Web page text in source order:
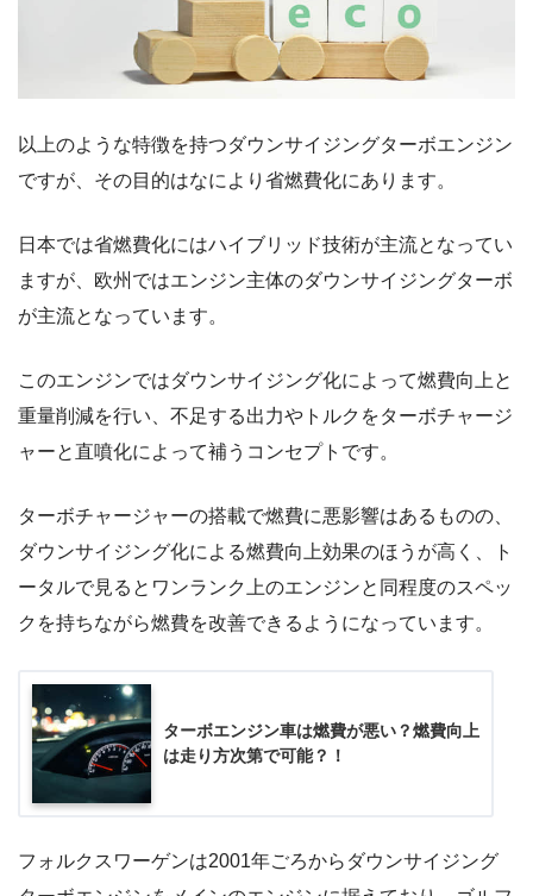
以上のような特徴を持つダウンサイジングターボエンジン
ですが、その目的はなにより省燃費化にあります。
日本では省燃費化にはハイブリッド技術が主流となってい
ますが、欧州ではエンジン主体のダウンサイジングターボ
が主流となっています。
このエンジンではダウンサイジング化によって燃費向上と
重量削減を行い、不足する出力やトルクをターボチャージ
ャーと直噴化によって補うコンセプトです。
ターボチャージャーの搭載で燃費に悪影響はあるものの、
ダウンサイジング化による燃費向上効果のほうが高く、ト
ータルで見るとワンランク上のエンジンと同程度のスペッ
クを持ちながら燃費を改善できるようになっています。
ターボエンジン車は燃費が悪い？燃費向上
は走り方次第で可能？！
フォルクスワーゲンは2001年ごろからダウンサイジング